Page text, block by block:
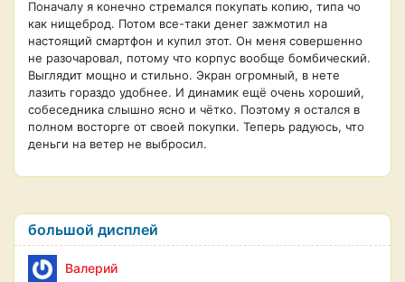
Поначалу я конечно стремался покупать копию, типа чо
как нищеброд. Потом все-таки денег зажмотил на
настоящий смартфон и купил этот. Он меня совершенно
не разочаровал, потому что корпус вообще бомбический.
Выглядит мощно и стильно. Экран огромный, в нете
лазить гораздо удобнее. И динамик ещё очень хороший,
собеседника слышно ясно и чётко. Поэтому я остался в
полном восторге от своей покупки. Теперь радуюсь, что
деньги на ветер не выбросил.
большой дисплей
Валерий